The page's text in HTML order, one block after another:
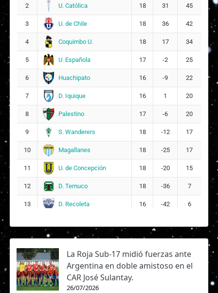
F Francisca Antonia Bravo Solis
10
M Maite Isabella Mellado Ascencio
17
2 U. Católica 18 31 45
3 U. de Chile 18 36 42
4 Coquimbo U. 18 17 34
5 U. Española 17 -2 25
6 Huachipato 16 -9 22
7 D. Iquique 16 1 20
8 Palestino 17 -6 20
9 S. Wanderers 18 -12 17
10 Magallanes 18 -25 17
11 U. de Concepción 18 -20 15
12 D. Temuco 18 -36 7
13 D. Recoleta 16 -42 6
La Roja Sub-17 midió fuerzas ante
Argentina en doble amistoso en el
CAR José Sulantay.
26/07/2026